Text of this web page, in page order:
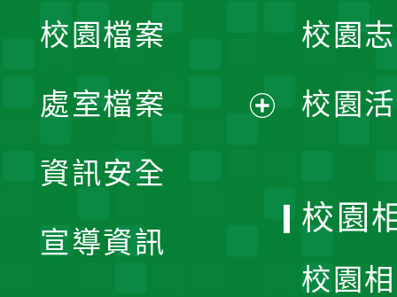
單
校園檔案
處室檔案
資訊安全
宣導資訊
校園
校園
校園
校園